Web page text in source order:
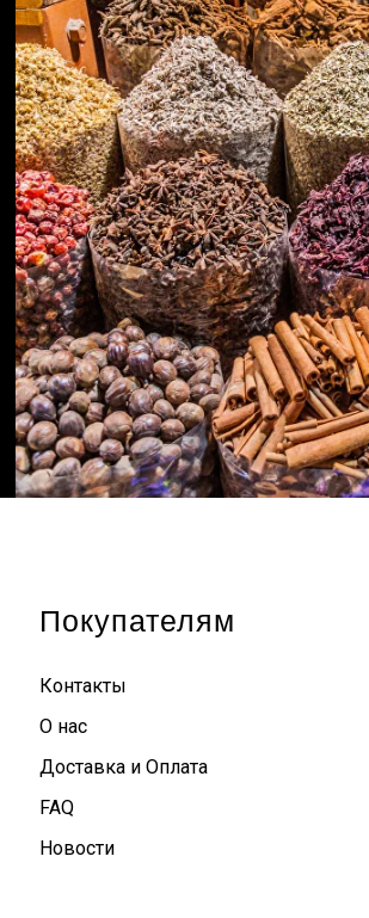
Покупателям
Контакты
О нас
Доставка и Оплата
FAQ
Новости